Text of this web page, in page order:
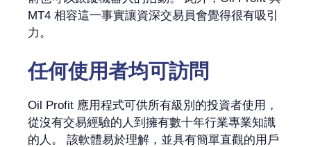
MT4 相容這一事實讓資深交易員會覺得很有吸引
力。
任何使用者均可訪問
Oil Profit 應用程式可供所有級別的投資者使用，
從沒有交易經驗的人到擁有數十年行業專業知識
的人。 該軟體易於理解，並具有簡單直觀的用戶